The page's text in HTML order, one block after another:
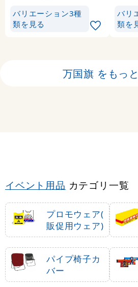
バリエーション3種
類を見る
バリ
類を
万国旗 をもっ
イベント用品 カテゴリ一覧
プロモウェア(
販促用ウェア)
パイプ椅子カ
バー